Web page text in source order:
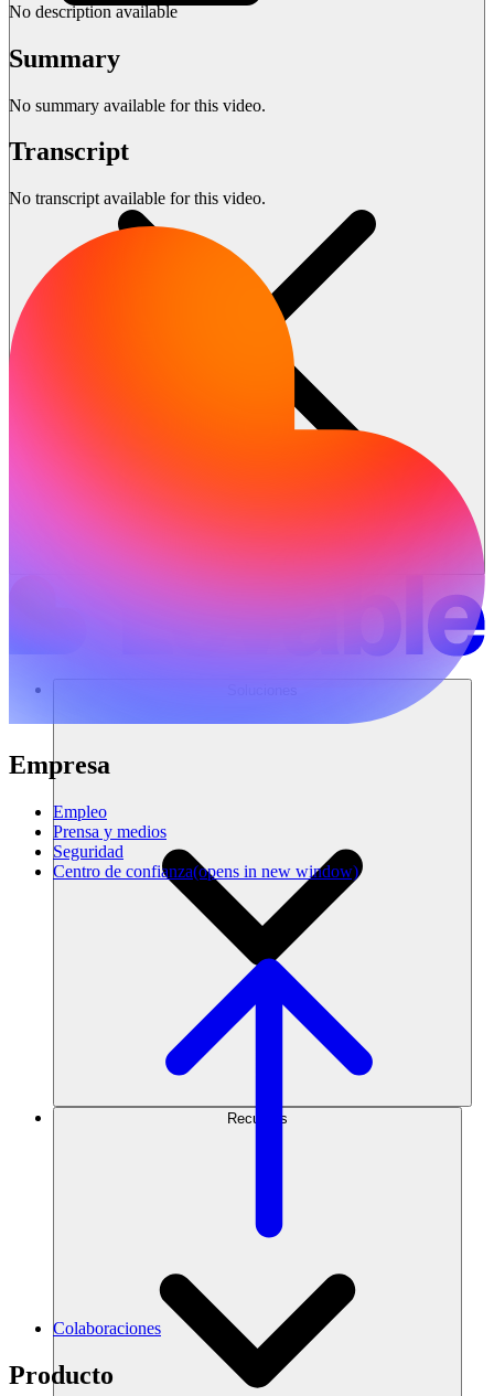
Recursos
No description available
Summary
No summary available for this video.
Transcript
No transcript available for this video.
Empresa
Empleo
Prensa y medios
Seguridad
Centro de confianza(opens in new window)
Colaboraciones
Producto